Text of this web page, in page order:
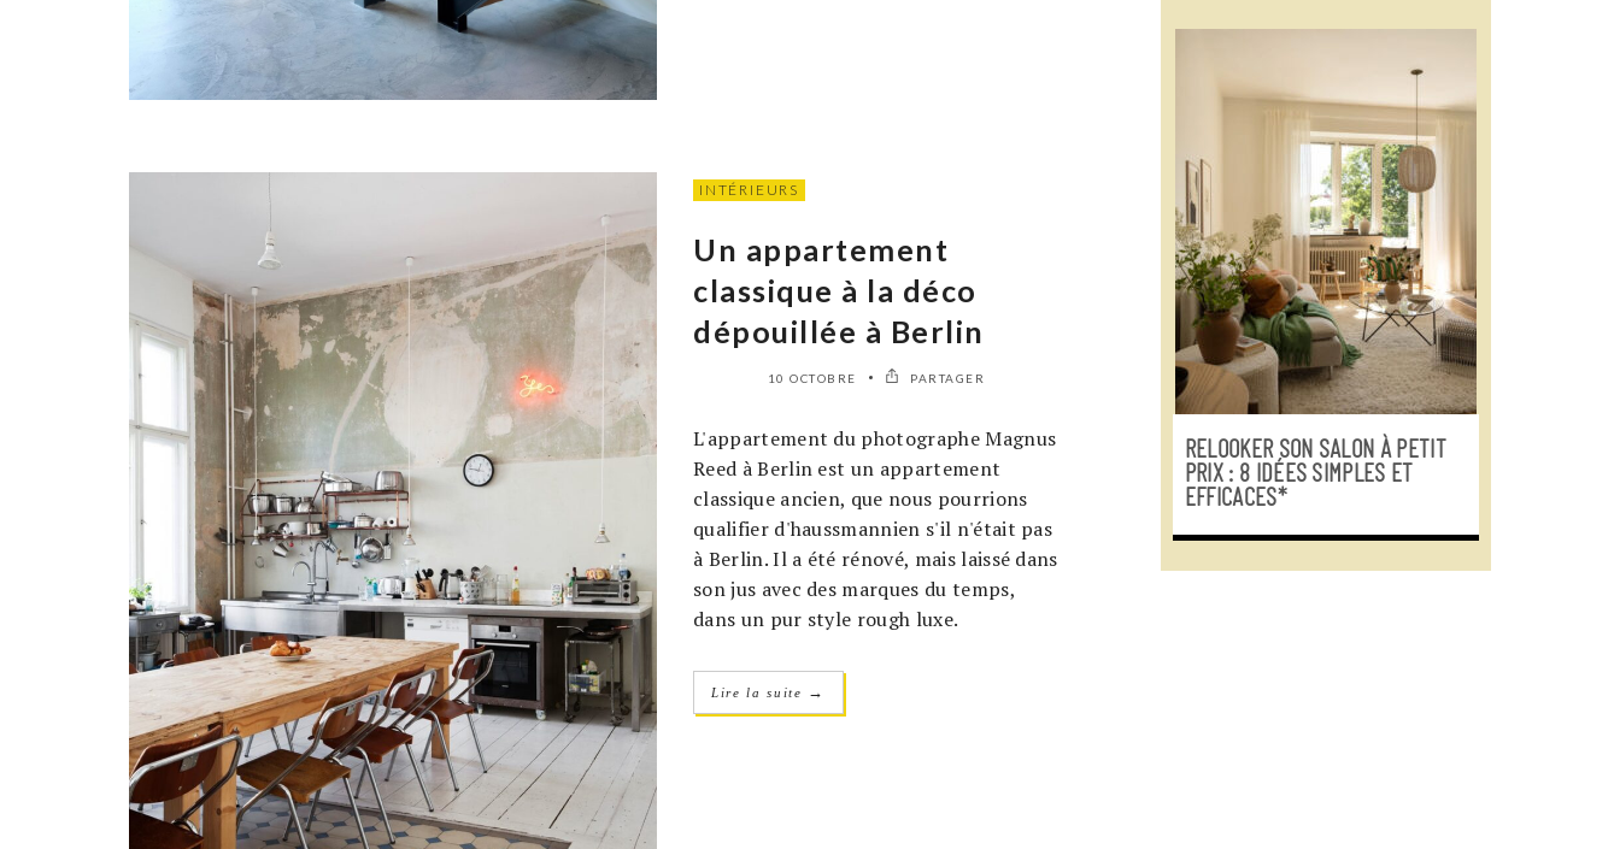
INTÉRIEURS
Un appartement
classique à la déco
dépouillée à Berlin
10 OCTOBRE PARTAGER
L'appartement du photographe Magnus
Reed à Berlin est un appartement
classique ancien, que nous pourrions
qualifier d'haussmannien s'il n'était pas
à Berlin. Il a été rénové, mais laissé dans
son jus avec des marques du temps,
dans un pur style rough luxe.
Lire la suite →
RELOOKER SON SALON À PETIT
PRIX : 8 IDÉES SIMPLES ET
EFFICACES*